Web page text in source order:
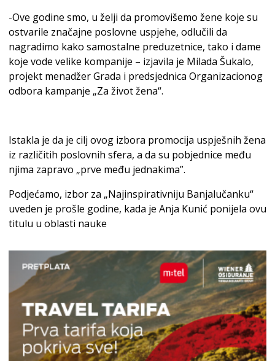
-Ove godine smo, u želji da promovišemo žene koje su
ostvarile značajne poslovne uspjehe, odlučili da
nagradimo kako samostalne preduzetnice, tako i dame
koje vode velike kompanije – izjavila je Milada Šukalo,
projekt menadžer Grada i predsjednica Organizacionog
odbora kampanje „Za život žena“.
Istakla je da je cilj ovog izbora promocija uspješnih žena
iz različitih poslovnih sfera, a da su pobjednice među
njima zapravo „prve među jednakima”.
Podjećamo, izbor za „Najinspirativniju Banjalučanku“
uveden je prošle godine, kada je Anja Kunić ponijela ovu
titulu u oblasti nauke